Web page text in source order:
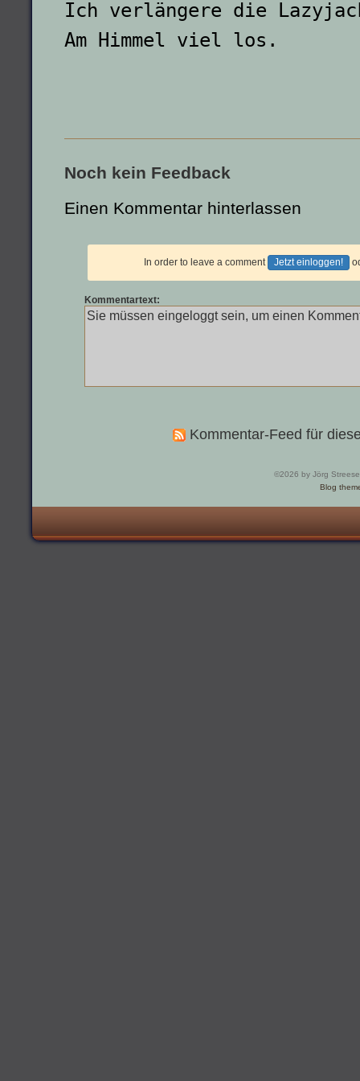
Ich verlängere die
Am Himmel viel los.
Noch kein Feedback
Einen Kommentar hinterlassen
In order to leave a comment Jetzt einloggen!
Kommentartext:
Kommentar-Feed für
©2026 by Jörg
Blog